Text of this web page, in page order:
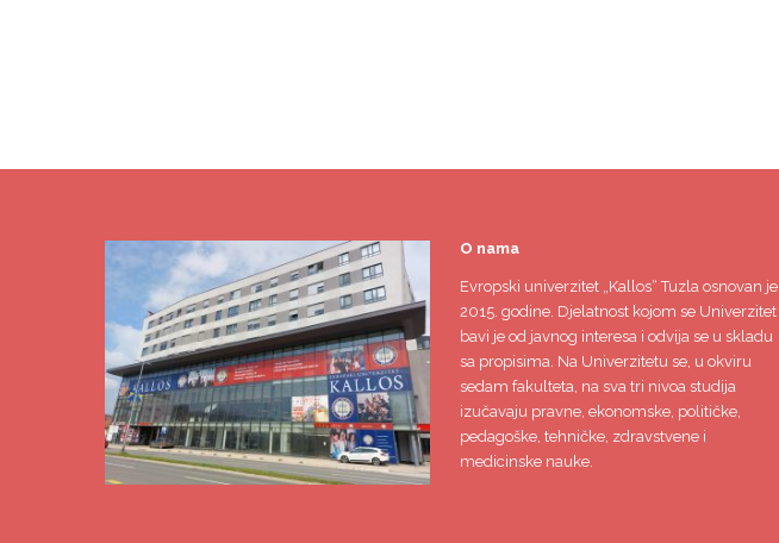
O nama
Evropski univerzitet „Kallos“ Tuzlaosnovan je
2015. godine. Djelatnost kojom se Univerzitet
bavi je od javnog interesa i odvija se u skladu
sa propisima. Na Univerzitetu se, u okviru
sedam fakulteta, na sva tri nivoa studija
izučavaju pravne, ekonomske, političke,
pedagoške, tehničke, zdravstvene i
medicinske nauke.